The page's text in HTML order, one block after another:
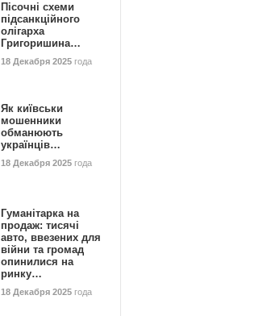
Пісочні схеми
підсанкційного
олігарха
Григоришина…
18 Декабря 2025 года
Як київськи
мошенники
обманюють
українців…
18 Декабря 2025 года
Гуманітарка на
продаж: тисячі
авто, ввезених для
війни та громад
опинилися на
ринку…
18 Декабря 2025 года